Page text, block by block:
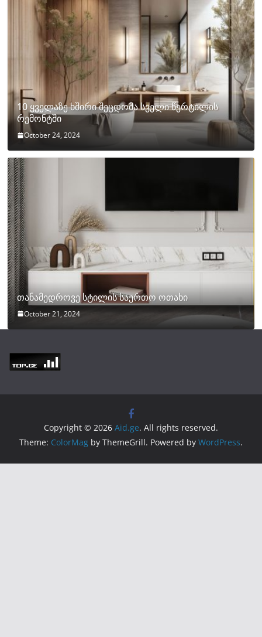
10 ყველაზე ხშირი შეცდომა სველი წერტილის
რემონტში
October 24, 2024
თანამედროვე სტილის საერთო ოთახი
October 21, 2024
Copyright © 2026 Aid.ge. All rights reserved.
Theme: ColorMag by ThemeGrill. Powered by WordPress.